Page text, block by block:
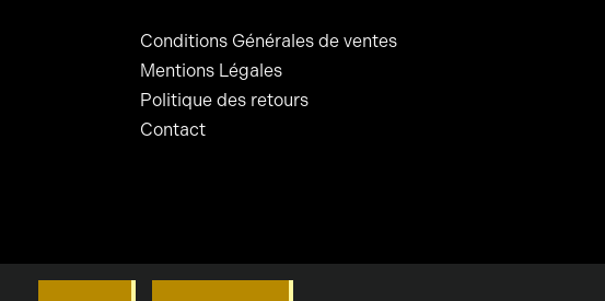
Conditions Générales de ventes
Mentions Légales
Politique des retours
Contact